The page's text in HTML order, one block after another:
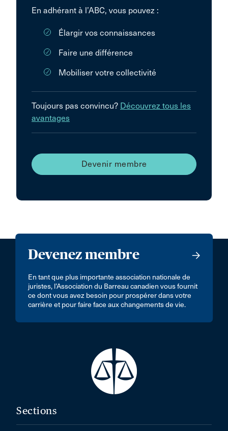
En adhérant à l’ABC, vous pouvez :
Élargir vos connaissances
Faire une différence
Mobiliser votre collectivité
Toujours pas convincu? Découvrez tous les
avantages
Devenir membre
Devenez membre
En tant que plus importante association nationale de
juristes, l’Association du Barreau canadien vous fournit
ce dont vous avez besoin pour prospérer dans votre
carrière et pour faire face aux changements de vie.
Sections